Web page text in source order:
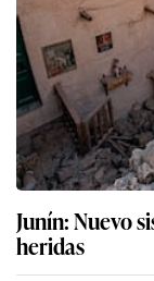
Junín: Nuevo
heridas